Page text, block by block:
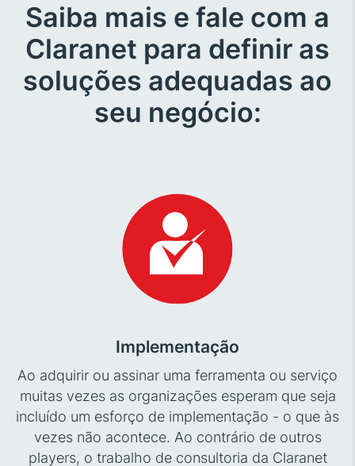
Saiba mais e fale com a
Claranet para definir as
soluções adequadas ao
seu negócio:
Implementação
Ao adquirir ou assinar uma ferramenta ou serviço
muitas vezes as organizações esperam que seja
incluído um esforço de implementação - o que às
vezes não acontece. Ao contrário de outros
players, o trabalho de consultoria da Claranet